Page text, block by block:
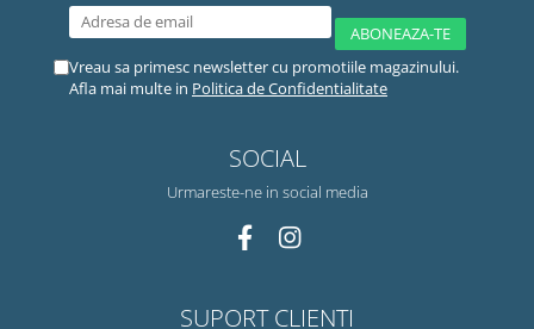
Vreau sa primesc newsletter cu promotiile magazinului.
Afla mai multe in Politica de Confidentialitate
SOCIAL
Urmareste-ne in social media
SUPORT CLIENTI